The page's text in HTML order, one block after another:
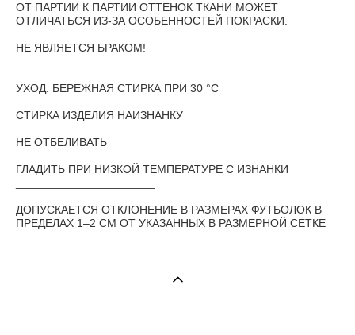
ОТ ПАРТИИ К ПАРТИИ ОТТЕНОК ТКАНИ МОЖЕТ
ОТЛИЧАТЬСЯ ИЗ-ЗА ОСОБЕННОСТЕЙ ПОКРАСКИ.
НЕ ЯВЛЯЕТСЯ БРАКОМ!
УХОД: БЕРЕЖНАЯ СТИРКА ПРИ 30 °С
СТИРКА ИЗДЕЛИЯ НАИЗНАНКУ
НЕ ОТБЕЛИВАТЬ
ГЛАДИТЬ ПРИ НИЗКОЙ ТЕМПЕРАТУРЕ С ИЗНАНКИ
ДОПУСКАЕТСЯ ОТКЛОНЕНИЕ В РАЗМЕРАХ ФУТБОЛОК В
ПРЕДЕЛАХ 1–2 СМ ОТ УКАЗАННЫХ В РАЗМЕРНОЙ СЕТКЕ